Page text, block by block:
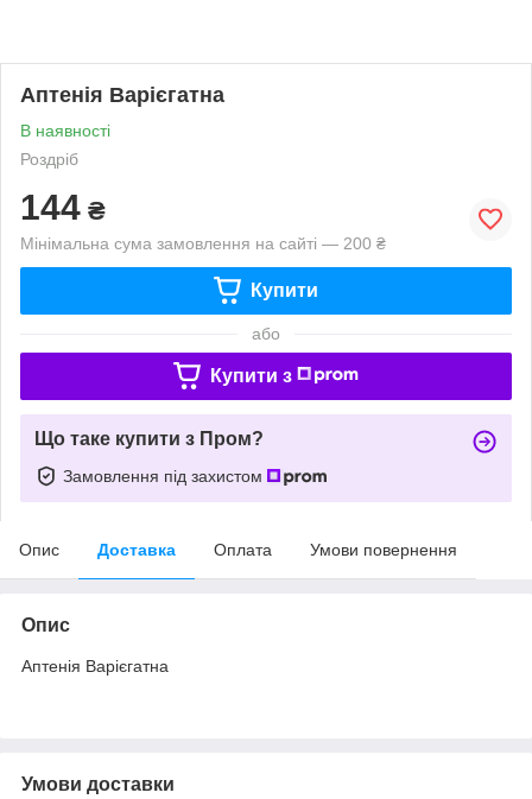
Аптенія Варієгатна
В наявності
Роздріб
144 ₴
Мінімальна сума замовлення на сайті — 200 ₴
Купити
або
Купити з
Що таке купити з Пром?
Замовлення під захистом
Опис Доставка Оплата Умови повернення
Опис
Аптенія Варієгатна
Умови доставки